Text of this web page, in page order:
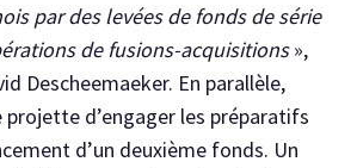
par des levées de fonds de série
de fusions-acquisitions»,
Descheemaeker. En parallèle,
projette d’engager les préparatifs
d’un deuxième fonds. Un